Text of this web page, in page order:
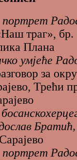
траг», бр.
Плана
умјеће
за
Трећи
Братић,